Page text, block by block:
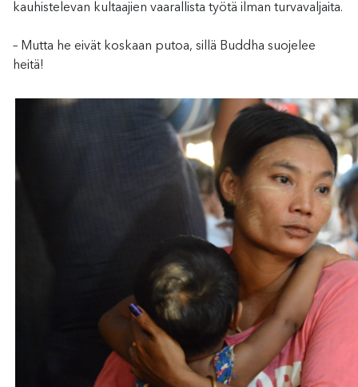
kauhistelevan kultaajien vaarallista työtä ilman turvavaljaita.
– Mutta he eivät koskaan putoa, sillä Buddha suojelee
heitä!